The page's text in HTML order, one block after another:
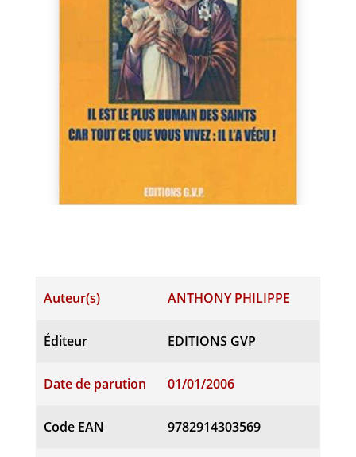
Auteur(s) ANTHONY PHILIPPE
Éditeur EDITIONS GVP
Date de parution 01/01/2006
Code EAN 9782914303569